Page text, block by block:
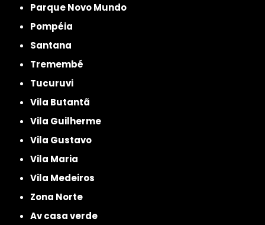
Parque Novo Mundo
Pompéia
Santana
Tremembé
Tucuruvi
Vila Butantã
Vila Guilherme
Vila Gustavo
Vila Maria
Vila Medeiros
Zona Norte
av casa verde